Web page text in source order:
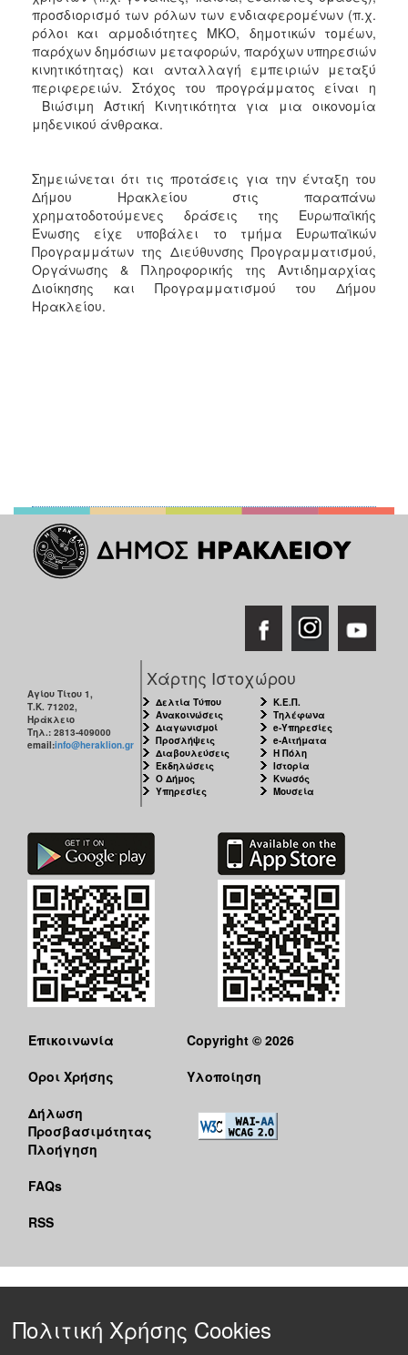
προσδιορισμό των ρόλων των ενδιαφερομένων (π.χ.
ρόλοι και αρμοδιότητες ΜΚΟ, δημοτικών τομέων,
παρόχων δημόσιων μεταφορών, παρόχων υπηρεσιών
κινητικότητας) και ανταλλαγή εμπειριών μεταξύ
περιφερειών. Στόχος του προγράμματος είναι η
Βιώσιμη Αστική Κινητικότητα για μια οικονομία
μηδενικού άνθρακα.
Σημειώνεται ότι τις προτάσεις για την ένταξη του
Δήμου Ηρακλείου στις παραπάνω
χρηματοδοτούμενες δράσεις της Ευρωπαϊκής
Ένωσης είχε υποβάλει το τμήμα Ευρωπαϊκών
Προγραμμάτων της Διεύθυνσης Προγραμματισμού,
Οργάνωσης & Πληροφορικής της Αντιδημαρχίας
Διοίκησης και Προγραμματισμού του Δήμου
Ηρακλείου.
Αγίου Τίτου 1,
Τ.Κ. 71202,
Ηράκλειο
Τηλ.: 2813-409000
email:info@heraklion.gr
Χάρτης Ιστοχώρου
Δελτία Τύπου
Ανακοινώσεις
Διαγωνισμοί
Προσλήψεις
Διαβουλεύσεις
Εκδηλώσεις
Ο Δήμος
Υπηρεσίες
Κ.Ε.Π.
Τηλέφωνα
e-Υπηρεσίες
e-Αιτήματα
Η Πόλη
Ιστορία
Κνωσός
Μουσεία
Επικοινωνία
Όροι Χρήσης
Δήλωση
Προσβασιμότητας
Πλοήγηση
FAQs
RSS
Copyright © 2026
Υλοποίηση
Πολιτική Χρήσης Cookies